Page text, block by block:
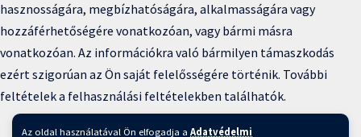
Az oldal használatával Ön elfogadja a Adatvédelmi
hasznosságára, megbízhatóságára, alkalmasságára vagy
hozzáférhetőségére vonatkozóan, vagy bármi másra
vonatkozóan. Az információkra való bármilyen támaszkodás
ezért szigorúan az Ön saját felelősségére történik. További
feltételek a felhasználási feltételekben találhatók.
Copyright © 2025 BFKH.hu